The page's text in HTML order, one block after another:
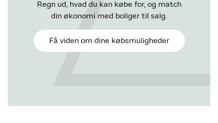
Regn ud, hvad du kan købe for, og match
din økonomi med boliger til salg.
Få viden om dine købsmuligheder